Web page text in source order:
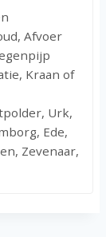
Afvoer
Kraan of
Urk,
Ede,
Zevenaar,